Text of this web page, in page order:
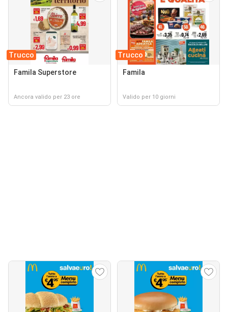
Trucco
Famila Superstore
Ancora valido per 23 ore
Trucco
Famila
Valido per 10 giorni